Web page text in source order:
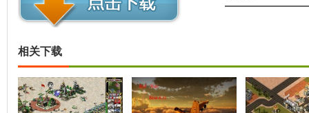
相关下载